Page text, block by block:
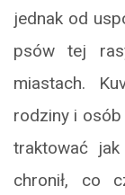
jednak od
psów tej
miastach.
rodziny i osób
traktować
chronił, co